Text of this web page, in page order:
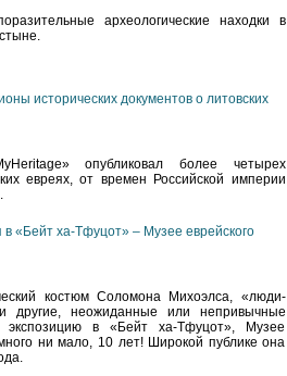
археологические находки в
исторических документов о литовских
опубликовал более четырех
евреях, от времен Российской империи
в «Бейт ха-Тфуцот» – Музее еврейского
костюм Соломона Михоэлса, «люди-
другие, неожиданные или непривычные
экспозицию в «Бейт ха-Тфуцот», Музее
ни мало, 10 лет! Широкой публике она